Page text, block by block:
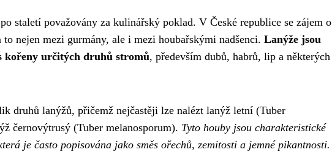
staletí považovány za kulinářský poklad. V České republice se zájem o
nejen mezi gurmány, ale i mezi houbařskými nadšenci. Lanýže jsou
kořeny určitých druhů stromů, především dubů, habrů, lip a některých
druhů lanýžů, přičemž nejčastěji lze nalézt lanýž letní (Tuber
černovýtrusý (Tuber melanosporum). Tyto houby jsou charakteristické
je často popisována jako směs ořechů, zemitosti a jemné pikantnosti.